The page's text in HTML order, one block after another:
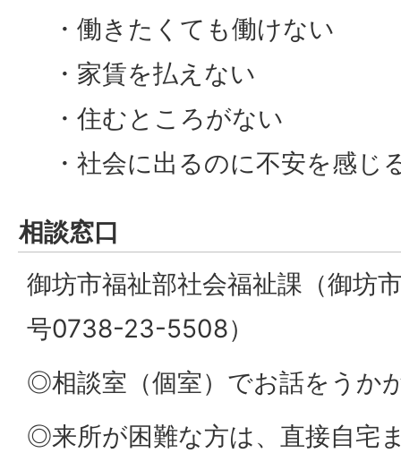
・働きたくても働けない
・家賃を払えない
・住むところがない
・社会に出るのに不安を
相談窓口
御坊市福祉部社会福祉課（御
号0738-23-5508）
◎相談室（個室）でお話をうか
◎来所が困難な方は、直接自宅